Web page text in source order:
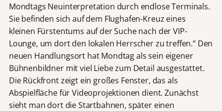
Mondtags Neuinterpretation durch endlose Terminals.
Sie befinden sich auf dem Flughafen-Kreuz eines
kleinen Fürstentums auf der Suche nach der VIP-
Lounge, um dort den lokalen Herrscher zu treffen.“ Den
neuen Handlungsort hat Mondtag als sein eigener
Bühnenbildner mit viel Liebe zum Detail ausgestattet.
Die Rückfront zeigt ein großes Fenster, das als
Abspielfläche für Videoprojektionen dient. Zunächst
sieht man dort die Startbahnen, später einen